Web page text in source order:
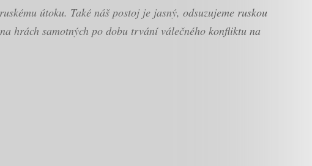
útoku. Také náš postoj je jasný, odsuzujeme ruskou
hrách samotných po dobu trvání válečného konfliktu na